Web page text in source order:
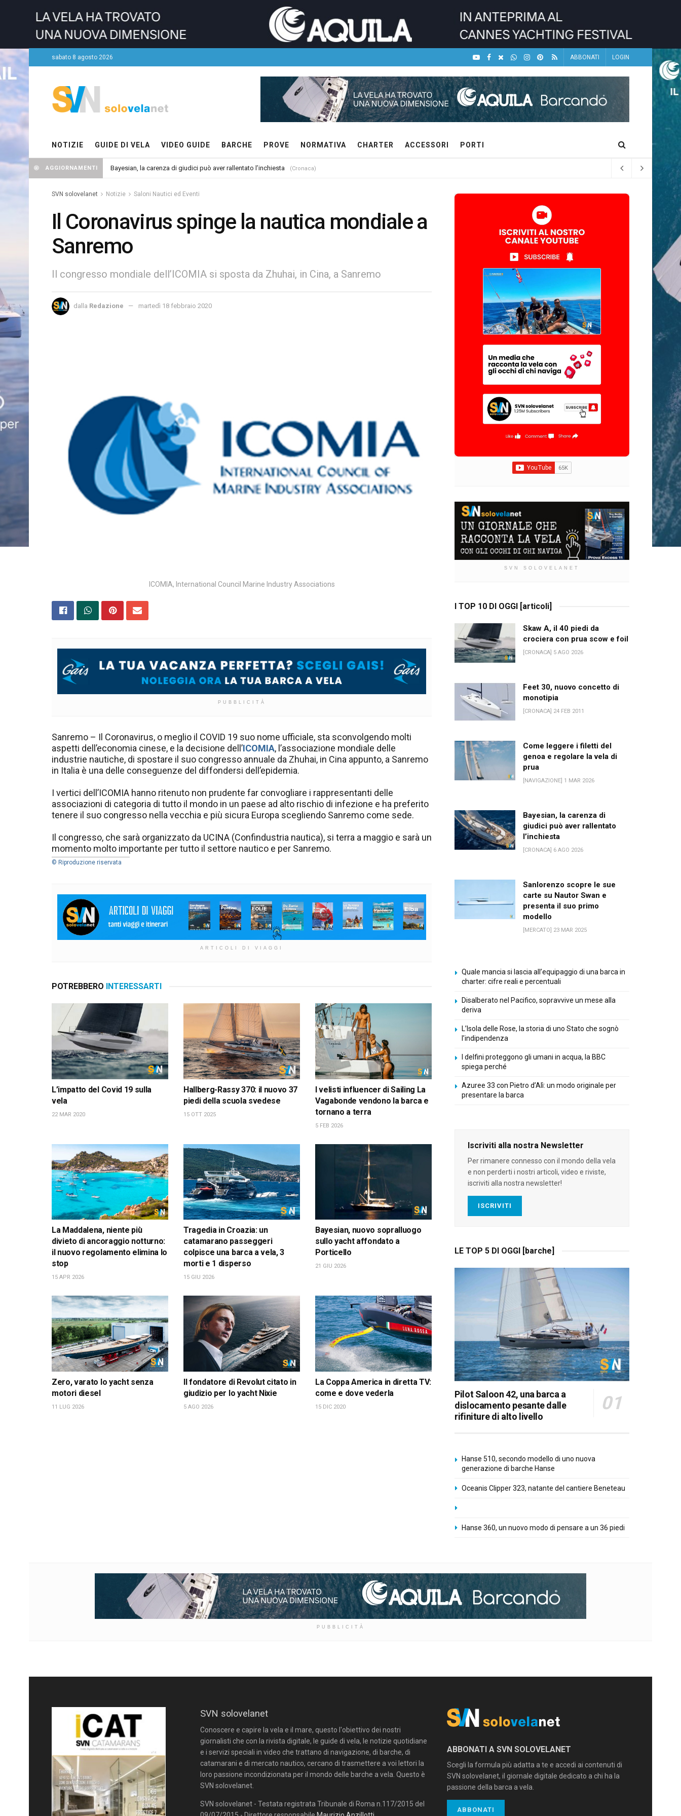
sabato 8 agosto 2026 ABBONATI LOGIN
NOTIZIE GUIDE DI VELA VIDEO GUIDE BARCHE PROVE NORMATIVA CHARTER ACCESSORI PORTI
AGGIORNAMENTI Bayesian, la carenza di giudici può aver rallentato l’inchiesta (Cronaca)
SVN solovelanet Notizie Saloni Nautici ed Eventi
Il Coronavirus spinge la nautica mondiale a
Sanremo
Il congresso mondiale dell’ICOMIA si sposta da Zhuhai, in Cina, a Sanremo
dalla Redazione martedì 18 febbraio 2020
ICOMIA, International Council Marine Industry Associations
PUBBLICITÀ
Sanremo – Il Coronavirus, o meglio il COVID 19 suo nome ufficiale, sta sconvolgendo molti
aspetti dell’economia cinese, e la decisione dell’ICOMIA, l’associazione mondiale delle
industrie nautiche, di spostare il suo congresso annuale da Zhuhai, in Cina appunto, a Sanremo
in Italia è una delle conseguenze del diffondersi dell’epidemia.
I vertici dell’ICOMIA hanno ritenuto non prudente far convogliare i rappresentanti delle
associazioni di categoria di tutto il mondo in un paese ad alto rischio di infezione e ha preferito
tenere il suo congresso nella vecchia e più sicura Europa scegliendo Sanremo come sede.
Il congresso, che sarà organizzato da UCINA (Confindustria nautica), si terra a maggio e sarà un
momento molto importante per tutto il settore nautico e per Sanremo.
© Riproduzione riservata
ARTICOLI DI VIAGGI
POTREBBERO INTERESSARTI
L’impatto del Covid 19 sulla
vela
22 MAR 2020
Hallberg-Rassy 370: il nuovo 37
piedi della scuola svedese
15 OTT 2025
I velisti influencer di Sailing La
Vagabonde vendono la barca e
tornano a terra
5 FEB 2026
La Maddalena, niente più
divieto di ancoraggio notturno:
il nuovo regolamento elimina lo
stop
15 APR 2026
Tragedia in Croazia: un
catamarano passeggeri
colpisce una barca a vela, 3
morti e 1 disperso
15 GIU 2026
Bayesian, nuovo sopralluogo
sullo yacht affondato a
Porticello
21 GIU 2026
Zero, varato lo yacht senza
motori diesel
11 LUG 2026
Il fondatore di Revolut citato in
giudizio per lo yacht Nixie
5 AGO 2026
La Coppa America in diretta TV:
come e dove vederla
15 DIC 2020
SVN SOLOVELANET
I TOP 10 DI OGGI [articoli]
Skaw A, il 40 piedi da
crociera con prua scow e foil
[CRONACA] 5 AGO 2026
Feet 30, nuovo concetto di
monotipia
[CRONACA] 24 FEB 2011
Come leggere i filetti del
genoa e regolare la vela di
prua
[NAVIGAZIONE] 1 MAR 2026
Bayesian, la carenza di
giudici può aver rallentato
l’inchiesta
[CRONACA] 6 AGO 2026
Sanlorenzo scopre le sue
carte su Nautor Swan e
presenta il suo primo
modello
[MERCATO] 23 MAR 2025
Quale mancia si lascia all’equipaggio di una barca in
charter: cifre reali e percentuali
Disalberato nel Pacifico, sopravvive un mese alla
deriva
L’Isola delle Rose, la storia di uno Stato che sognò
l’indipendenza
I delfini proteggono gli umani in acqua, la BBC
spiega perché
Azuree 33 con Pietro d’Alì: un modo originale per
presentare la barca
Iscriviti alla nostra Newsletter
Per rimanere connesso con il mondo della vela
e non perderti i nostri articoli, video e riviste,
iscriviti alla nostra newsletter!
ISCRIVITI
LE TOP 5 DI OGGI [barche]
Pilot Saloon 42, una barca a
dislocamento pesante dalle
rifiniture di alto livello
Hanse 510, secondo modello di uno nuova
generazione di barche Hanse
Oceanis Clipper 323, natante del cantiere Beneteau
Hanse 360, un nuovo modo di pensare a un 36 piedi
PUBBLICITÀ
SVN solovelanet
Conoscere e capire la vela e il mare, questo l'obiettivo dei nostri
giornalisti che con la rivista digitale, le guide di vela, le notizie quotidiane
e i servizi speciali in video che trattano di navigazione, di barche, di
catamarani e di mercato nautico, cercano di trasmettere a voi lettori la
loro passione incondizionata per il mondo delle barche a vela. Questo è
SVN solovelanet.
SVN solovelanet - Testata registrata Tribunale di Roma n.117/2015 del
ABBONATI A SVN SOLOVELANET
Scegli la formula più adatta a te e accedi ai contenuti di
SVN solovelanet, il giornale digitale dedicato a chi ha la
passione della barca a vela.
ABBONATI